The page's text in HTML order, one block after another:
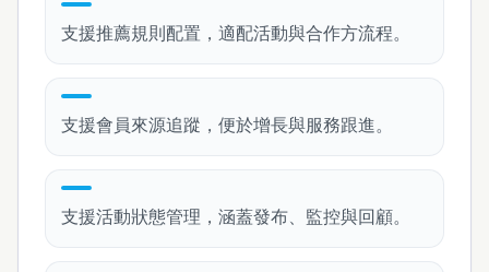
支援推薦規則配置，適配活動與合作方流程。
支援會員來源追蹤，便於增長與服務跟進。
支援活動狀態管理，涵蓋發布、監控與回顧。